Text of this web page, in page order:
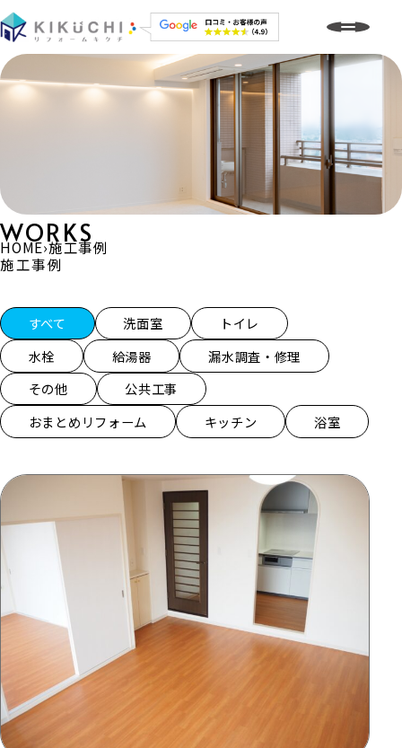
WORKS
施工事例
HOME›施工事例
施工事例一覧
すべて 洗面室
トイレ
水栓
給湯器
漏水調査・修理
その他
公共工事
おまとめリフォーム
キッチン 浴室